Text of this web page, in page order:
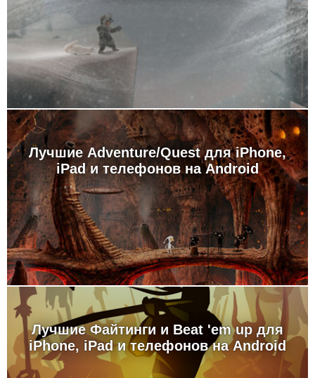
Лучшие Adventure/Quest для iPhone,
iPad и телефонов на Android
Лучшие Файтинги и Beat 'em up для
iPhone, iPad и телефонов на Android